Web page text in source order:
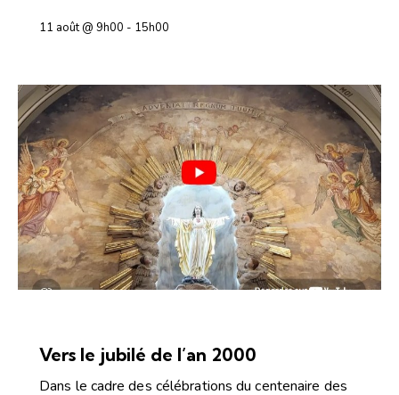
11 août @ 9h00 - 15h00
Vers le jubilé de l’an 2000
Dans le cadre des célébrations du centenaire des